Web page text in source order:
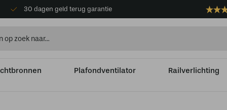
30 dagen geld terug garantie
Plafondventilator Railverlichting